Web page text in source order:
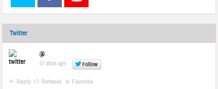
Twitter
@
57 años ago Follow
Reply Retweet Favorite